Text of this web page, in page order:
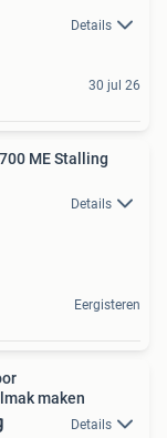
Details
30 jul 26
ME Stalling
Details
Eergisteren
maken
Details